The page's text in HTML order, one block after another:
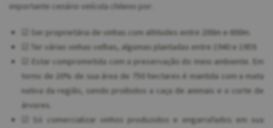
importante cenário vinícola chileno por:
☑ Ser proprietária de vinhas com altitudes entre 200m e 600m.
☑ Ter várias vinhas velhas, algumas plantadas entre 1940 e 1959.
☑ Estar comprometida com a preservação do meio ambiente. Em
torno de 20% de sua área de 750 hectares é mantida com a mata
nativa da região, sendo proibidos a caça de animais e o corte de
árvores.
☑ Só comercializar vinhos produzidos e engarrafados em sua